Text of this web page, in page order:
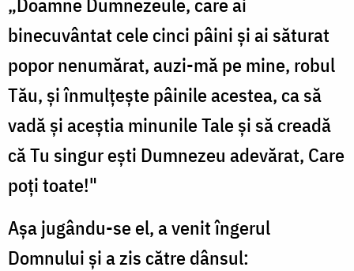
binecuvântat cele cinci pâini și ai săturat
popor nenumărat, auzi-mă pe mine, robul
Tău, și înmulțește pâinile acestea, ca să
vadă și aceștia minunile Tale și să creadă
că Tu singur ești Dumnezeu adevărat, Care
poți toate!"
Așa jugându-se el, a venit îngerul
Domnului și a zis către dânsul: